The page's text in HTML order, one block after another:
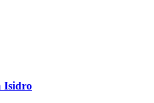
Isidro